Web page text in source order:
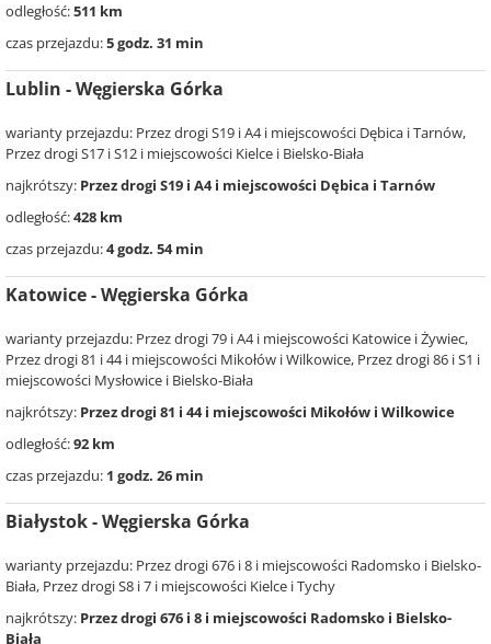
odległość:511 km
czas przejazdu:5 godz. 31 min
Lublin - Węgierska Górka
warianty przejazdu: Przez drogi S19 i A4 i miejscowości Dębica i Tarnów,
Przez drogi S17 i S12 i miejscowości Kielce i Bielsko-Biała
najkrótszy: Przez drogi S19 i A4 i miejscowości Dębica i Tarnów
odległość:428 km
czas przejazdu:4 godz. 54 min
Katowice - Węgierska Górka
warianty przejazdu: Przez drogi 79 i A4 i miejscowości Katowice i Żywiec,
Przez drogi 81 i 44 i miejscowości Mikołów i Wilkowice, Przez drogi 86 i S1 i
miejscowości Mysłowice i Bielsko-Biała
najkrótszy: Przez drogi 81 i 44 i miejscowości Mikołów i Wilkowice
odległość:92 km
czas przejazdu: 1 godz. 26 min
Białystok - Węgierska Górka
warianty przejazdu: Przez drogi 676 i 8 i miejscowości Radomsko i Bielsko-
Biała, Przez drogi S8 i 7 i miejscowości Kielce i Tychy
najkrótszy: Przez drogi 676 i 8 i miejscowości Radomsko i Bielsko-
Biała